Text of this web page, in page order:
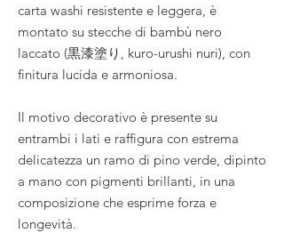
carta washi resistente e leggera, è
montato su stecche di bambù nero
laccato (黒漆塗り, kuro-urushi nuri), con
finitura lucida e armoniosa.
Il motivo decorativo è presente su
entrambi i lati e raffigura con estrema
delicatezza un ramo di pino verde, dipinto
a mano con pigmenti brillanti, in una
composizione che esprime forza e
longevità.